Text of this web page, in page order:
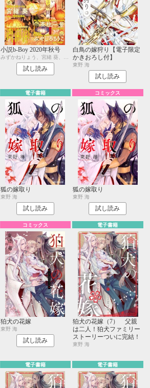
小説b-Boy 2020年秋号
試し読み
白鳥の嫁狩り【電子限定
かきおろし付】
東野 海
試し読み
電子書籍
狐の嫁取り
東野 海
試し読み
コミックス
狐の嫁取り
東野 海
試し読み
コミックス
狛犬の花嫁
東野 海
試し読み
電子書籍
狛犬の花嫁（7） 父親
は二人！狛犬ファミリー
ストーリーついに完結！
東野 海
電子書籍 電子書籍